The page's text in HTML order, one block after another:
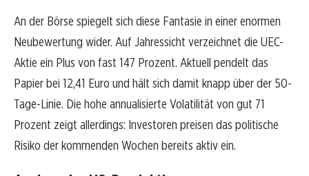
An der Börse spiegelt sich diese Fantasie in einer enormen
Neubewertung wider. Auf Jahressicht verzeichnet die UEC-
Aktie ein Plus von fast 147 Prozent. Aktuell pendelt das
Papier bei 12,41 Euro und hält sich damit knapp über der 50-
Tage-Linie. Die hohe annualisierte Volatilität von gut 71
Prozent zeigt allerdings: Investoren preisen das politische
Risiko der kommenden Wochen bereits aktiv ein.